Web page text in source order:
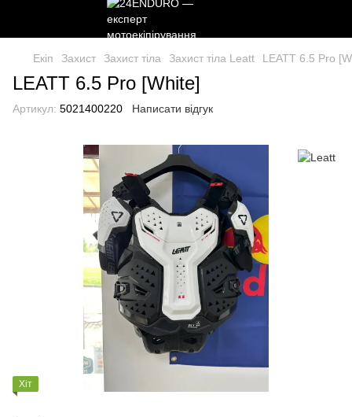
Екіп Захист Захист тіла Захист тіла Leatt LEATT 6.5 Pro
LEATT 6.5 Pro [White]
Артикул: 5021400220 Написати відгук
Хіт